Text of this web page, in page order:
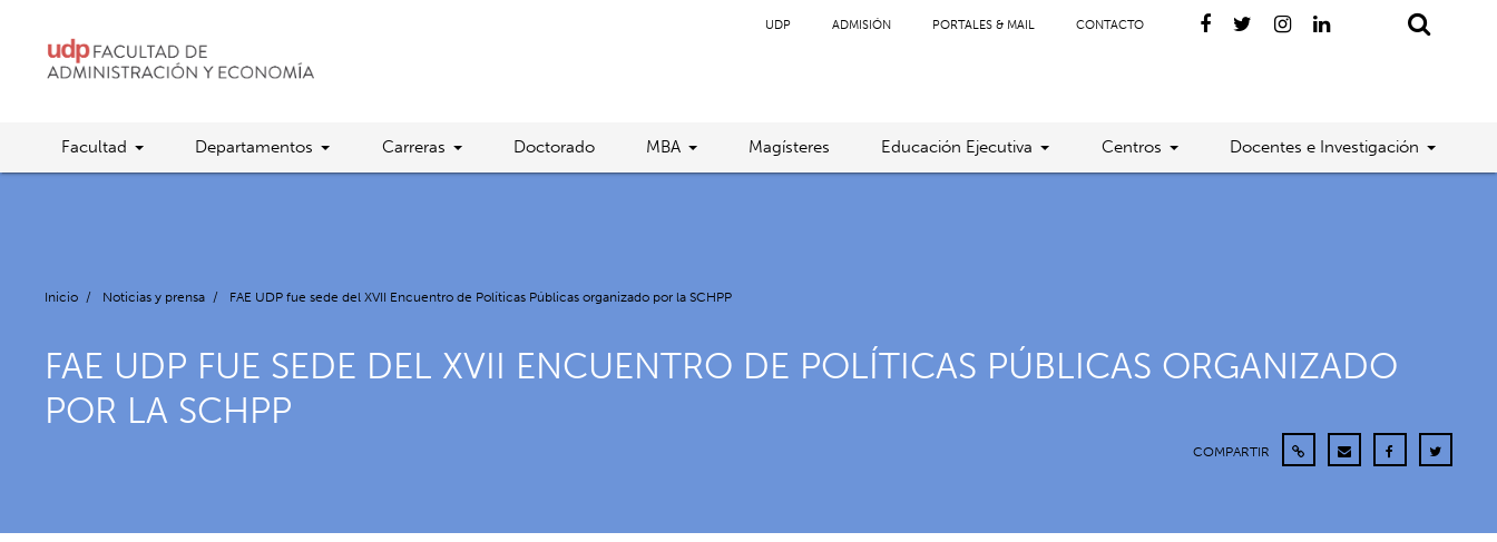
UDP ADMISIÓN PORTALES & MAIL CONTACTO
Facultad Departamentos Carreras Doctorado MBA Magísteres Educación Ejecutiva Centros Docentes e Investigación
Inicio / Noticias y prensa / FAE UDP fue sede del XVII Encuentro de Políticas Públicas organizado por la SCHPP
FAE UDP FUE SEDE DEL XVII ENCUENTRO DE POLÍTICAS PÚBLICAS ORGANIZADO
POR LA SCHPP
COMPARTIR